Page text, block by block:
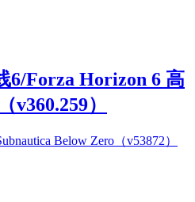
6/Forza Horizon 6 高
v360.259）